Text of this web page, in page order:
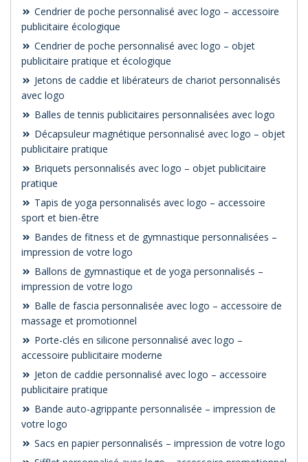
Cendrier de poche personnalisé avec logo – accessoire
publicitaire écologique
Cendrier de poche personnalisé avec logo – objet
publicitaire pratique et écologique
Jetons de caddie et libérateurs de chariot personnalisés
avec logo
Balles de tennis publicitaires personnalisées avec logo
Décapsuleur magnétique personnalisé avec logo – objet
publicitaire pratique
Briquets personnalisés avec logo – objet publicitaire
pratique
Tapis de yoga personnalisés avec logo – accessoire
sport et bien-être
Bandes de fitness et de gymnastique personnalisées –
impression de votre logo
Ballons de gymnastique et de yoga personnalisés –
impression de votre logo
Balle de fascia personnalisée avec logo – accessoire de
massage et promotionnel
Porte-clés en silicone personnalisé avec logo –
accessoire publicitaire moderne
Jeton de caddie personnalisé avec logo – accessoire
publicitaire pratique
Bande auto-agrippante personnalisée – impression de
votre logo
Sacs en papier personnalisés – impression de votre logo